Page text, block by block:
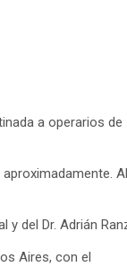
a operarios de
del Dr. Adrián
Aires, con el